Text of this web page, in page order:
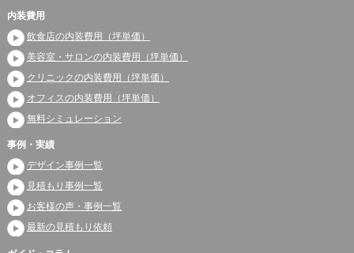
内装費用
飲食店の内装費用（坪単価）
美容室・サロンの内装費用（坪単価）
クリニックの内装費用（坪単価）
オフィスの内装費用（坪単価）
無料シミュレーション
事例・実績
デザイン事例一覧
見積もり事例一覧
お客様の声・事例一覧
最新の見積もり依頼